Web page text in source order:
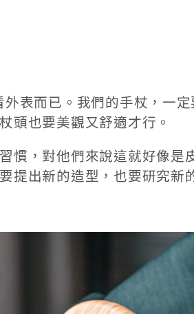
表而已。我們的手杖，一
頭也要美觀又舒適才行。
慣，對他們來說這就好像是
提出新的造型，也要研究新